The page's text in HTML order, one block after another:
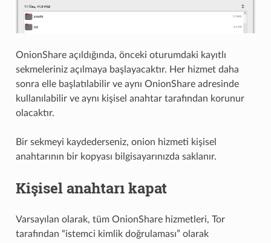
OnionShare açıldığında, önceki oturumdaki kayıtlı
sekmeleriniz açılmaya başlayacaktır. Her hizmet daha
sonra elle başlatılabilir ve aynı OnionShare adresinde
kullanılabilir ve aynı kişisel anahtar tarafından korunur
olacaktır.
Bir sekmeyi kaydederseniz, onion hizmeti kişisel
anahtarının bir kopyası bilgisayarınızda saklanır.
Kişisel anahtarı kapat
Varsayılan olarak, tüm OnionShare hizmetleri, Tor
tarafından “istemci kimlik doğrulaması” olarak